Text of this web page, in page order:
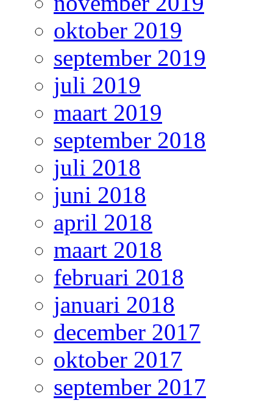
oktober 2019
september 2019
juli 2019
maart 2019
september 2018
juli 2018
juni 2018
april 2018
maart 2018
februari 2018
januari 2018
december 2017
oktober 2017
september 2017